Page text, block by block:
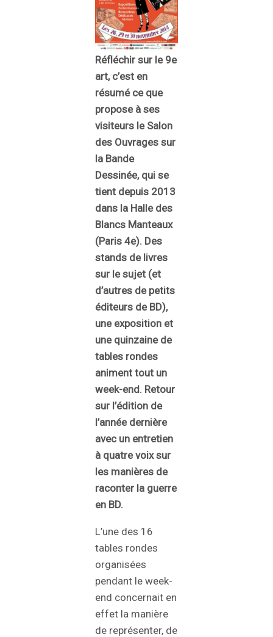
Réfléchir sur le 9e
art, c’est en
résumé ce que
propose à ses
visiteurs le Salon
des Ouvrages sur
la Bande
Dessinée, qui se
tient depuis 2013
dans la Halle des
Blancs Manteaux
(Paris 4e). Des
stands de livres
sur le sujet (et
d’autres de petits
éditeurs de BD),
une exposition et
une quinzaine de
tables rondes
animent tout un
week-end. Retour
sur l’édition de
l’année dernière
avec un entretien
à quatre voix sur
les manières de
raconter la guerre
en BD.
L’une des 16
tables rondes
organisées
pendant le week-
end concernait en
effet la manière
de représenter, de